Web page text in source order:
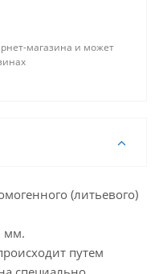
магазина и может
(литьевого)
мм.
путем